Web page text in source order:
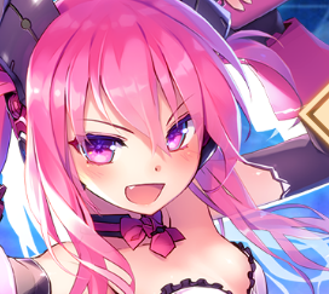
楽曲検索機能
もっと楽しみたい場合